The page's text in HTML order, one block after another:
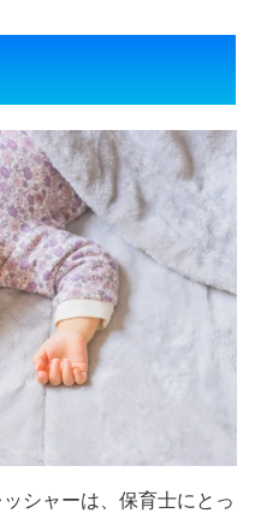
シャーは、保育士にとっ